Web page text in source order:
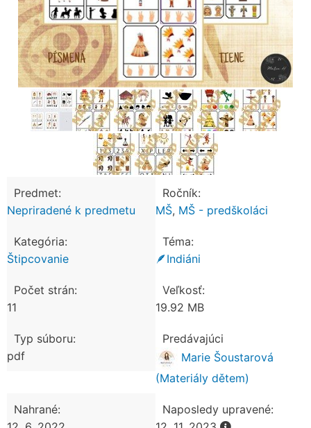
Predmet:
Nepriradené k predmetu
Ročník:
MŠ, MŠ - predškoláci
Kategória:
Štipcovanie
Téma:
🪶Indiáni
Počet strán:
11
Veľkosť:
19.92 MB
Typ súboru:
pdf
Predávajúci
Marie Šoustarová
(Materiály dětem)
Nahrané:
Naposledy upravené: